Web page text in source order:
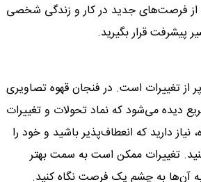
از فرصت‌های جدید در کار و زندگی شخصی
پیشرفت قرار بگیرید.
از تغییرات است. در فنجان قهوه تصاویری
دیده می‌شود که نماد تحولات و تغییرات
نیاز دارید که انعطاف‌پذیر باشید و خود را
تغییرات ممکن است به سمت بهتر
آن‌ها به چشم یک فرصت نگاه کنید.